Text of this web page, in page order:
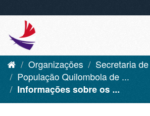
Organizações
Secretaria
População Quilombola de ...
Informações sobre os ...